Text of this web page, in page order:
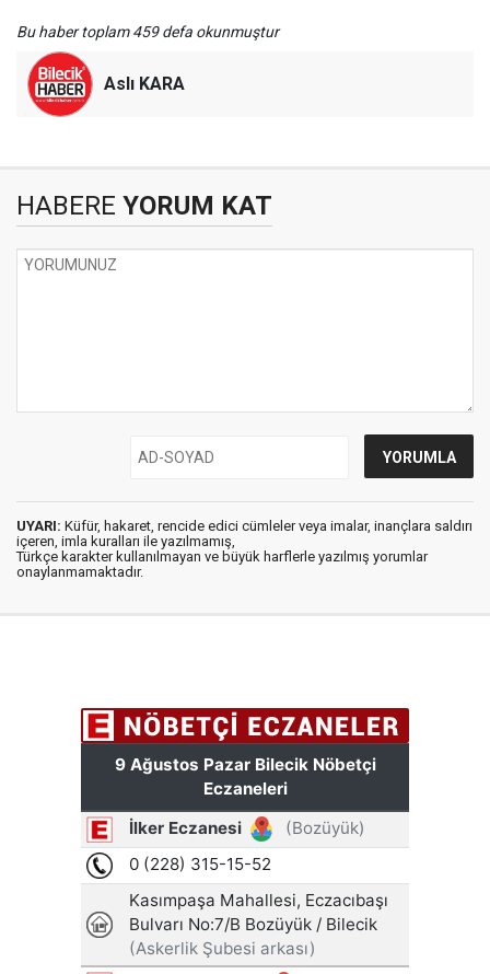
Bu haber toplam 459 defa okunmuştur
Aslı KARA
HABERE YORUM KAT
UYARI: Küfür, hakaret, rencide edici cümleler veya imalar, inançlara saldırı
içeren, imla kuralları ile yazılmamış,
Türkçe karakter kullanılmayan ve büyük harflerle yazılmış yorumlar
onaylanmamaktadır.